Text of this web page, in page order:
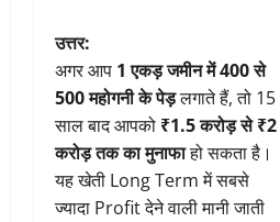
उत्तर:
अगर आप 1 एकड़ जमीन में 400 से
500 महोगनी के पेड़लगाते हैं, तो 15
साल बाद आपको ₹1.5 करोड़ से ₹2
करोड़ तक का मुनाफाहो सकता है।
यह खेती Long Term में सबसे
ज्यादा Profit देने वाली मानी जाती